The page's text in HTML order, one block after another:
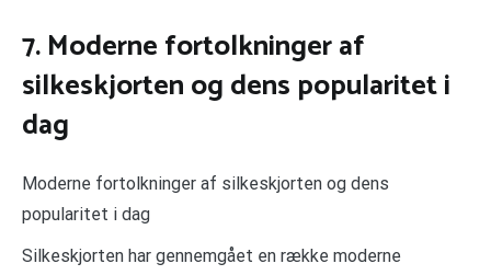
7. Moderne fortolkninger af
silkeskjorten og dens popularitet i
dag
Moderne fortolkninger af silkeskjorten og dens
popularitet i dag
Silkeskjorten har gennemgået en række moderne